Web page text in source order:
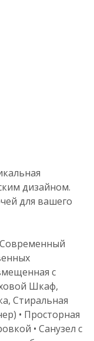
дизайном.
для вашего
с
Шкаф,
Стиральная
• Просторная
• Санузел с